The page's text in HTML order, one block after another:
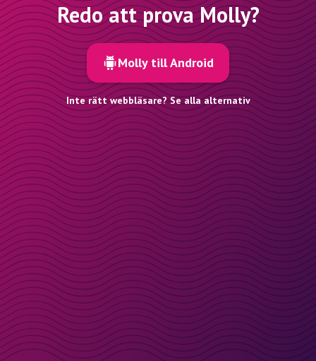
Redo att prova Molly?
Molly till Android
Inte rätt webbläsare? Se alla alternativ